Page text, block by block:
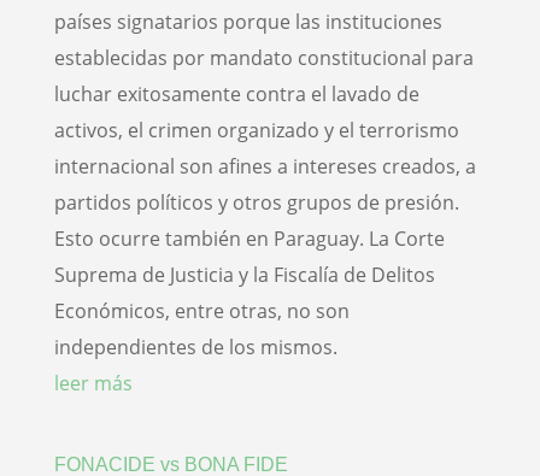
países signatarios porque las instituciones
establecidas por mandato constitucional para
luchar exitosamente contra el lavado de
activos, el crimen organizado y el terrorismo
internacional son afines a intereses creados, a
partidos políticos y otros grupos de presión.
Esto ocurre también en Paraguay. La Corte
Suprema de Justicia y la Fiscalía de Delitos
Económicos, entre otras, no son
independientes de los mismos.
leer más
FONACIDE vs BONA FIDE